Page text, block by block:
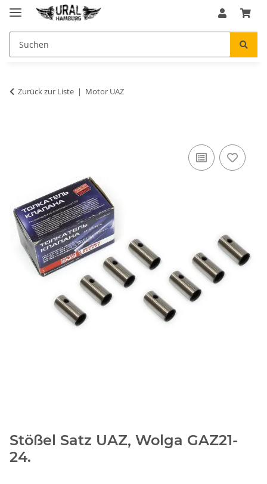
Zurück zur Liste Motor UAZ
Stößel Satz UAZ, Wolga GAZ21-
24.